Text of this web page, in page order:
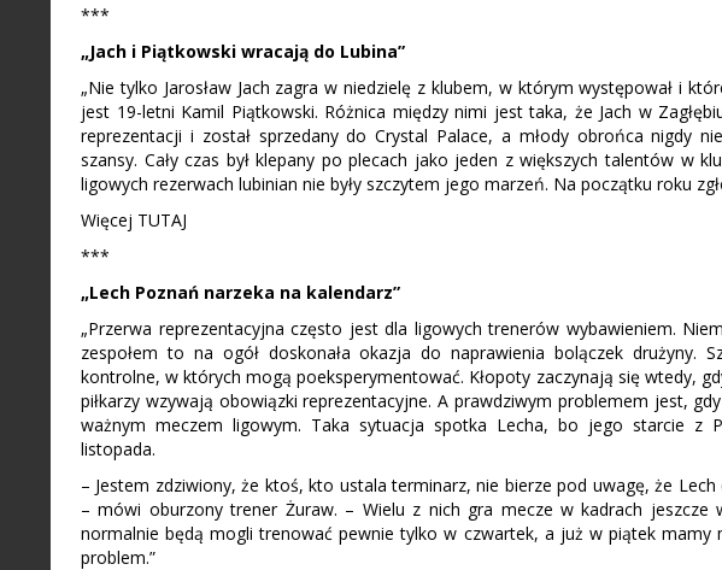
***
„Jach i Piątkowski wracają do Lubina”
„Nie tylko Jarosław Jach zagra w niedzielę z klubem, w którym występował i
jest 19-letni Kamil Piątkowski. Różnica między nimi jest taka, że Jach w
reprezentacji i został sprzedany do Crystal Palace, a młody obrońca nigdy
szansy. Cały czas był klepany po plecach jako jeden z większych talentów w
ligowych rezerwach lubinian nie były szczytem jego marzeń. Na początku roku
Więcej TUTAJ
***
„Lech Poznań narzeka na kalendarz”
„Przerwa reprezentacyjna często jest dla ligowych trenerów wybawieniem.
zespołem to na ogół doskonała okazja do naprawienia bolączek drużyny.
kontrolne, w których mogą poeksperymentować. Kłopoty zaczynają się wtedy,
piłkarzy wzywają obowiązki reprezentacyjne. A prawdziwym problemem jest,
ważnym meczem ligowym. Taka sytuacja spotka Lecha, bo jego starcie z
listopada.
– Jestem zdziwiony, że ktoś, kto ustala terminarz, nie bierze pod uwagę, że
– mówi oburzony trener Żuraw. – Wielu z nich gra mecze w kadrach
normalnie będą mogli trenować pewnie tylko w czwartek, a już w piątek
problem.”